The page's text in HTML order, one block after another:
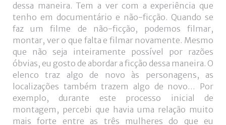
dessa maneira. Tem a ver com a experiência que
tenho em documentário e não-ficção. Quando se
faz um filme de não-ficção, podemos filmar,
montar, ver o que falta e filmar novamente. Mesmo
que não seja inteiramente possível por razões
óbvias, eu gosto de abordar a ficção dessa maneira. O
elenco traz algo de novo às personagens, as
localizações também trazem algo de novo… Por
exemplo, durante este processo inicial de
montagem, percebi que havia uma relação muito
mais forte entre as três mulheres do que eu